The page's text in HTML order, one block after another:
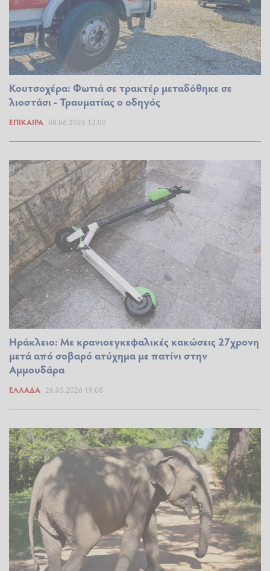
Κουτσοχέρα: Φωτιά σε τρακτέρ μεταδόθηκε σε
λιοστάσι - Τραυματίας ο οδηγός
ΕΠΊΚΑΙΡΑ 08.06.2026 12:00
Ηράκλειο: Με κρανιοεγκεφαλικές κακώσεις 27χρονη
μετά από σοβαρό ατύχημα με πατίνι στην
Αμμουδάρα
ΕΛΛΆΔΑ 26.05.2026 19:08